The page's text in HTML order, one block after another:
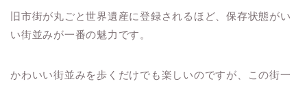
旧市街が丸ごと世界遺産に登録されるほど、保存状態がい
い街並みが一番の魅力です。
かわいい街並みを歩くだけでも楽しいのですが、この街一